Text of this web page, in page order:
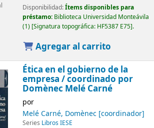
Disponibilidad:Ítems disponibles para
préstamo: Biblioteca Universidad Monteávila
(1) Signatura topográfica: HF5387 E75 .
Agregar al carrito
Ética en el gobierno de la
empresa /coordinado por
Domènec Melé Carné
por
Melé Carné, Domènec[coordinador]
Series Libros IESE